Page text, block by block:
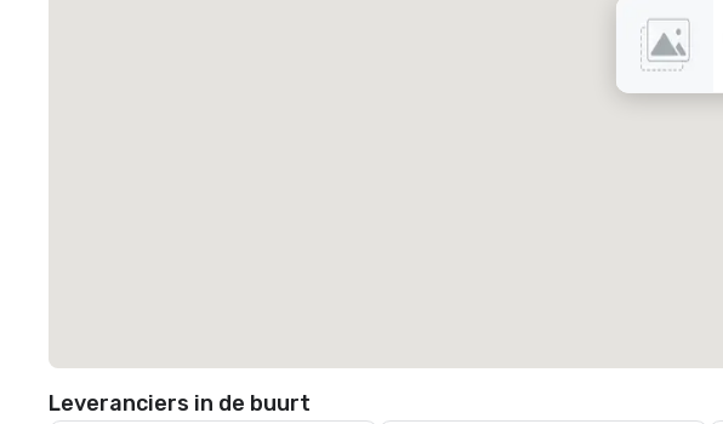
Leveranciers in de buurt